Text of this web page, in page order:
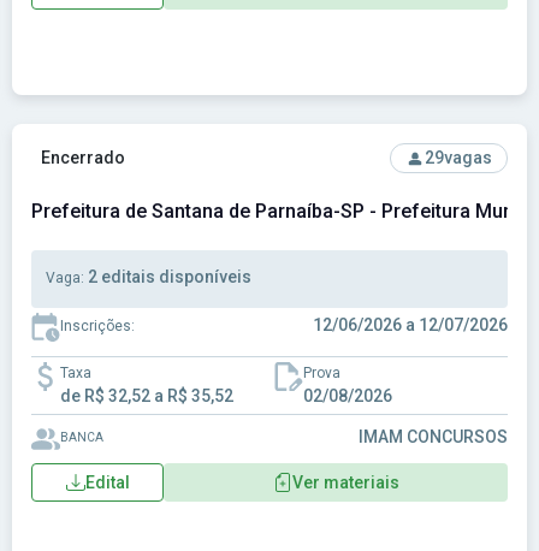
Ver concurso: Prefeitura de Santana de Parnaíba-SP -
Encerrado 29vagas
Prefeitura de Santana de Parnaíba-SP - Prefeitura
Vaga: 2 editais disponíveis
Inscrições: 12/06/2026 a 12/07/2026
Taxa
de R$ 32,52 a R$ 35,52
Prova
02/08/2026
BANCA IMAM CONCURSOS
Edital Ver materiais